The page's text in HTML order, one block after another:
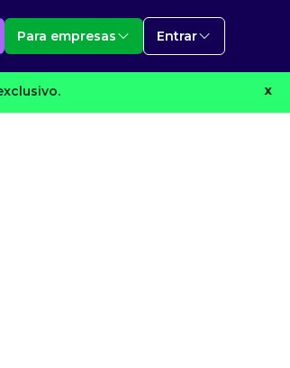
Para empresas Entrar
X